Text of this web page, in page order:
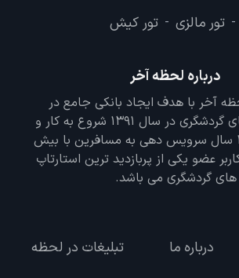
- تور مالزی - تور کیش
درباره لحظه آخر
آخر با هدف ایجاد بانکی جامع در
تمامی زمینه های گردشگری در سال 1391 شروع به کار و
پس از حدود 12 سال سرویس دهی به مسافرین با بیش
عضو یکی از پربازدید ترین استارتاپ
های گردشگری می باشد.
درباره ما تبلیغات در لحظه